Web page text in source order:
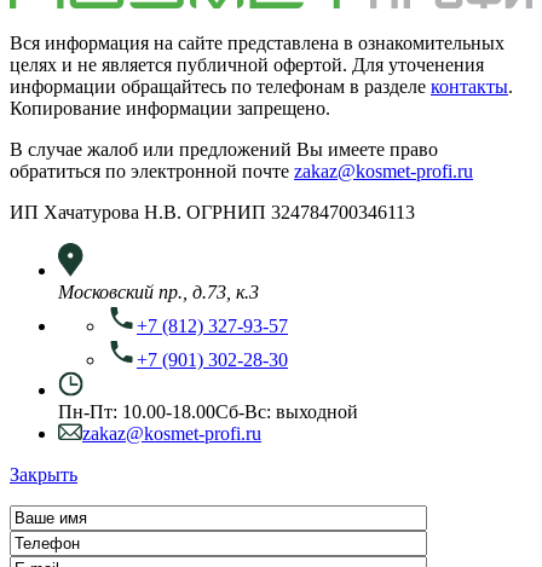
Вся информация на сайте представлена в ознакомительных
целях и не является публичной офертой. Для уточенения
информации обращайтесь по телефонам в разделе контакты.
Копирование информации запрещено.
В случае жалоб или предложений Вы имеете право
обратиться по электронной почте zakaz@kosmet-profi.ru
ИП Хачатурова Н.В. ОГРНИП 324784700346113
Московский пр., д.73, к.3
+7 (812) 327-93-57
+7 (901) 302-28-30
Пн-Пт: 10.00-18.00Сб-Вс: выходной
zakaz@kosmet-profi.ru
Закрыть